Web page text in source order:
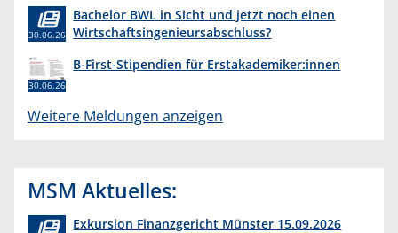
Bachelor BWL in Sicht und jetzt noch einen
Wirtschaftsingenieursabschluss?
30.06.26
B-First-Stipendien für Erstakademiker:innen
30.06.26
Weitere Meldungen anzeigen
MSM Aktuelles:
Exkursion Finanzgericht Münster 15.09.2026